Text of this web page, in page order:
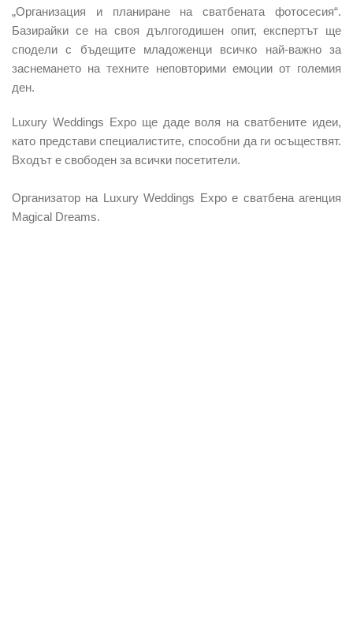
„Организация и планиране на сватбената фотосесия“.
Базирайки се на своя дългогодишен опит, експертът ще
сподели с бъдещите младоженци всичко най-важно за
заснемането на техните неповторими емоции от големия
ден.
Luxury Weddings Expo ще даде воля на сватбените идеи,
като представи специалистите, способни да ги осъществят.
Входът е свободен за всички посетители.
Организатор на Luxury Weddings Expo е сватбена агенция
Magical Dreams.